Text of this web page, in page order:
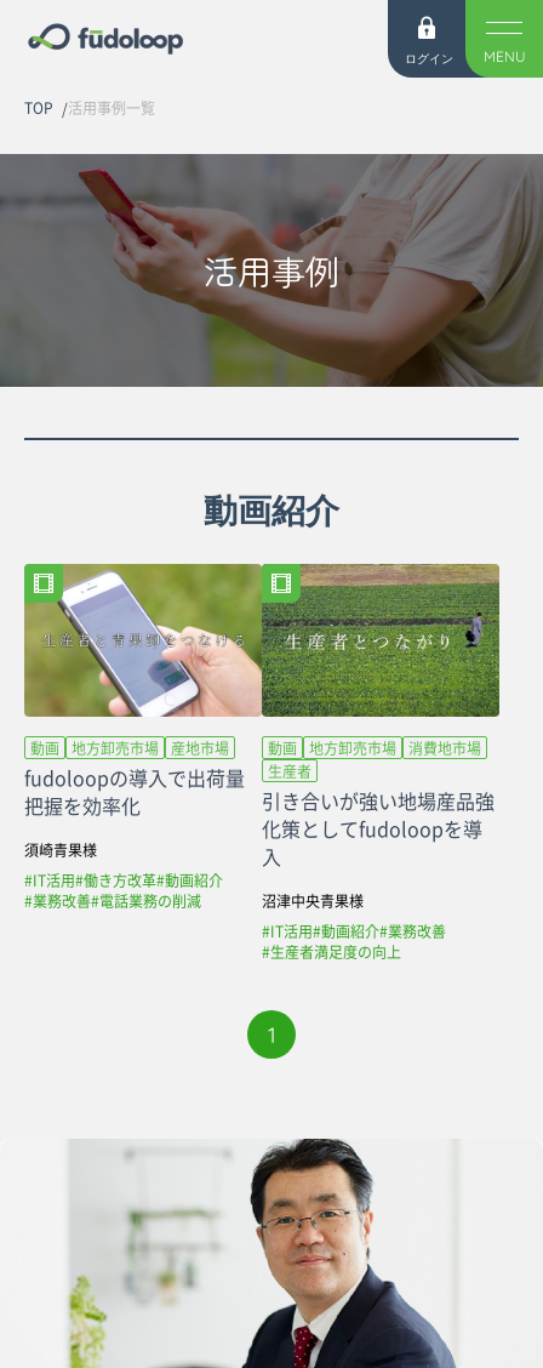
ログイン MENU
TOP 活用事例一覧
活用事例
動画紹介
動画 地方卸売市場 産地市場
fudoloopの導入で出荷量
把握を効率化
須崎青果様
#IT活用#働き方改革#動画紹介
#業務改善#電話業務の削減
動画 地方卸売市場 消費地市場
生産者
引き合いが強い地場産品強
化策としてfudoloopを導
入
沼津中央青果様
#IT活用#動画紹介#業務改善
#生産者満足度の向上
1